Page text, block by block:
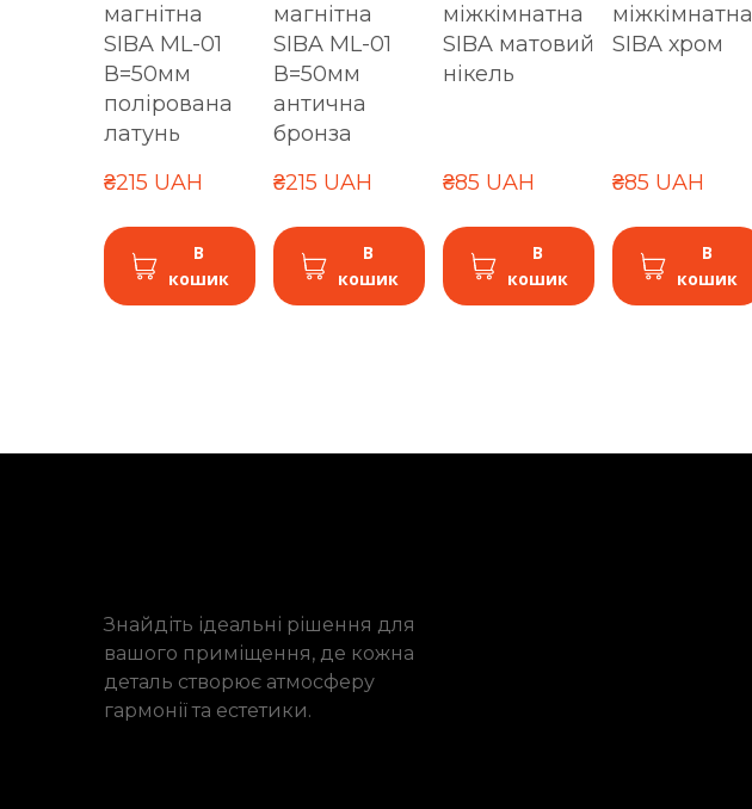
магнітна
SIBA ML-01
В=50мм
полірована
латунь
₴215 UAH
В
кошик
магнітна
SIBA ML-01
В=50мм
антична
бронза
₴215 UAH
В
кошик
міжкімнатна
SIBA матовий
нікель
₴85 UAH
В
кошик
міжкімнатна
SIBA хром
₴85 UAH
В
кошик
Знайдіть ідеальні рішення для
вашого приміщення, де кожна
деталь створює атмосферу
гармонії та естетики.